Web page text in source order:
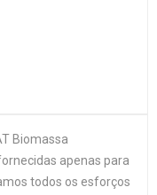
Biomassa
apenas para
todos os esforços